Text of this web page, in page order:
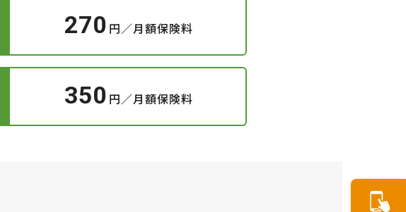
270 円／月額保険料
350 円／月額保険料